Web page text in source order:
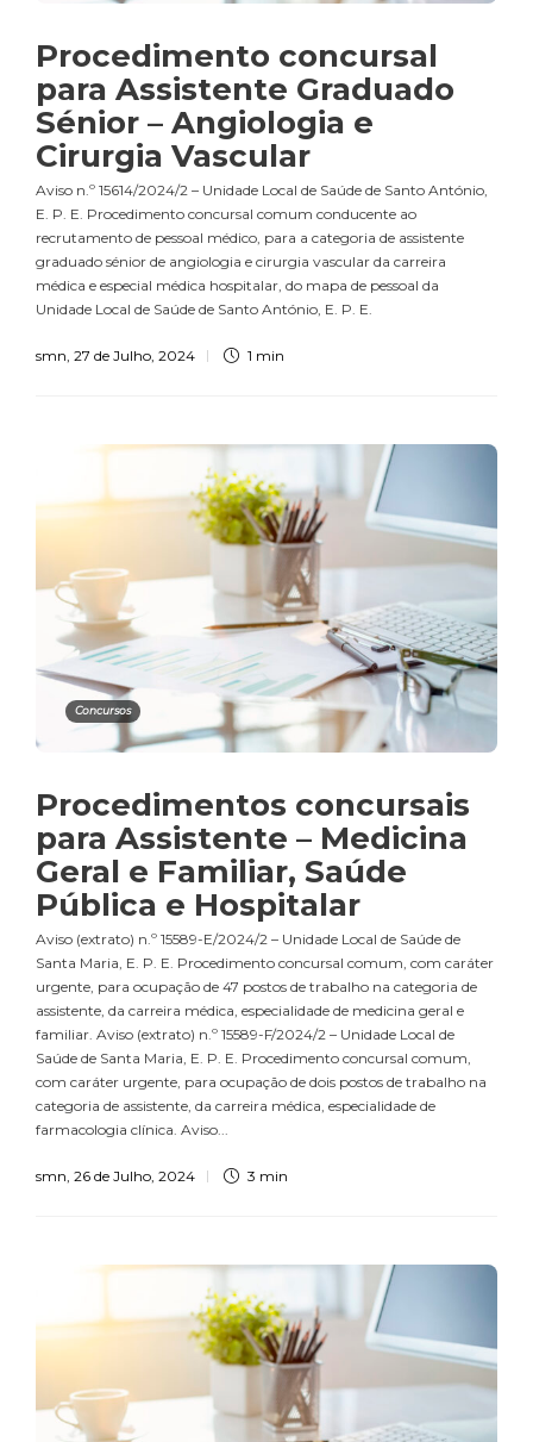
Procedimento concursal
para Assistente Graduado
Sénior – Angiologia e
Cirurgia Vascular
Aviso n.º 15614/2024/2 – Unidade Local de Saúde de Santo António,
E. P. E. Procedimento concursal comum conducente ao
recrutamento de pessoal médico, para a categoria de assistente
graduado sénior de angiologia e cirurgia vascular da carreira
médica e especial médica hospitalar, do mapa de pessoal da
Unidade Local de Saúde de Santo ­António, E. P. E.
smn 27 de Julho, 2024 1 min
Concursos
Procedimentos concursais
para Assistente – Medicina
Geral e Familiar, Saúde
Pública e Hospitalar
Aviso (extrato) n.º 15589-E/2024/2 – Unidade Local de Saúde de
Santa Maria, E. P. E. Procedimento concursal comum, com caráter
urgente, para ocupação de 47 postos de trabalho na categoria de
assistente, da carreira médica, especialidade de medicina geral e
familiar. Aviso (extrato) n.º 15589-F/2024/2 – Unidade Local de
Saúde de Santa Maria, E. P. E. Procedimento concursal comum,
com caráter urgente, para ocupação de dois postos de trabalho na
categoria de assistente, da carreira médica, especialidade de
farmacologia clínica. Aviso...
smn 26 de Julho, 2024 3 min